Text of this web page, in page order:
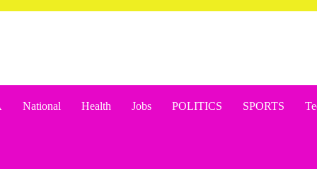
National Health Jobs POLITICS SPORTS